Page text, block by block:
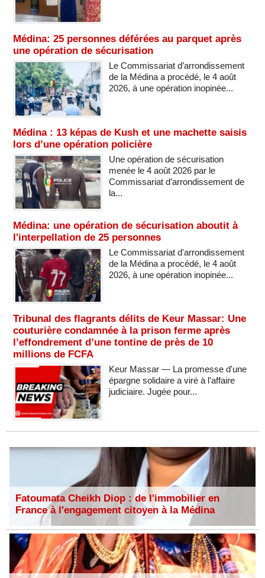
Médina: 25 personnes déférées au parquet après
une opération de sécurisation
Le Commissariat d’arrondissement
de la Médina a procédé, le 4 août
2026, à une opération inopinée...
Médina : 13 képas de Kush et une machette saisis
lors d’une opération policière
Une opération de sécurisation
menée le 4 août 2026 par le
Commissariat d’arrondissement de
la...
Médina: une opération de sécurisation aboutit à
l'interpellation de 25 personnes
Le Commissariat d'arrondissement
de la Médina a procédé, le 4 août
2026, à une opération inopinée...
Tribunal des flagrants délits de Keur Massar: Une
couturière condamnée à la prison ferme après
l’effondrement d’une tontine de près de 10
millions de FCFA
Keur Massar — La promesse d'une
épargne solidaire a viré à l'affaire
judiciaire. Jugée pour...
Fatoumata Cheikh Diop : de l'immobilier en
France à l'engagement citoyen à la Médina